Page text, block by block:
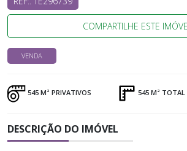
COMPARTILHE ESTE
VENDA
545 M² PRIVATIVOS 545 M² TOTAL
DESCRIÇÃO DO IMÓVEL